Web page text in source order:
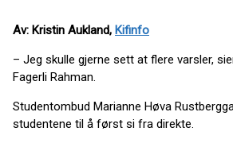
Av: Kristin Aukland, Kifinfo
– Jeg skulle gjerne sett at flere varsler,
Fagerli Rahman.
Studentombud Marianne Høva
studentene til å først si fra direkte.